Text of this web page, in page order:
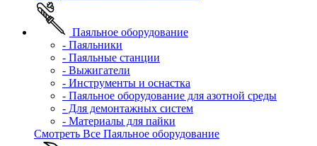
Паяльное оборудование
- Паяльники
- Паяльные станции
- Выжигатели
- Инструменты и оснастка
- Паяльное оборудование для азотной среды
- Для демонтажных систем
- Материалы для пайки
Смотреть Все Паяльное оборудование